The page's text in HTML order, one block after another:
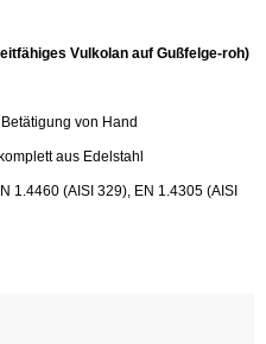
Vulkolan auf Gußfelge-roh)
von Hand
aus Edelstahl
1.4460 (AISI 329), EN 1.4305 (AISI